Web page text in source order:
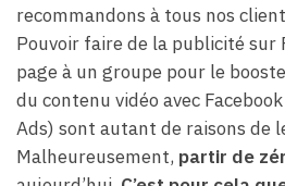
recommandons à tous nos
Pouvoir faire de la publicité sur
page à un groupe pour le
du contenu vidéo avec
Ads) sont autant de raisons de
Malheureusement, partir de